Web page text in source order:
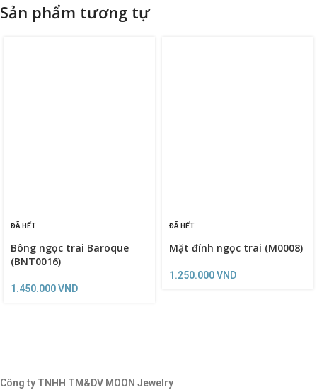
Sản phẩm tương tự
ĐÃ HẾT
Bông ngọc trai Baroque
(BNT0016)
1.450.000VND
ĐÃ HẾT
Mặt đính ngọc trai (M0008)
1.250.000VND
Công ty TNHH TM&DV MOON Jewelry